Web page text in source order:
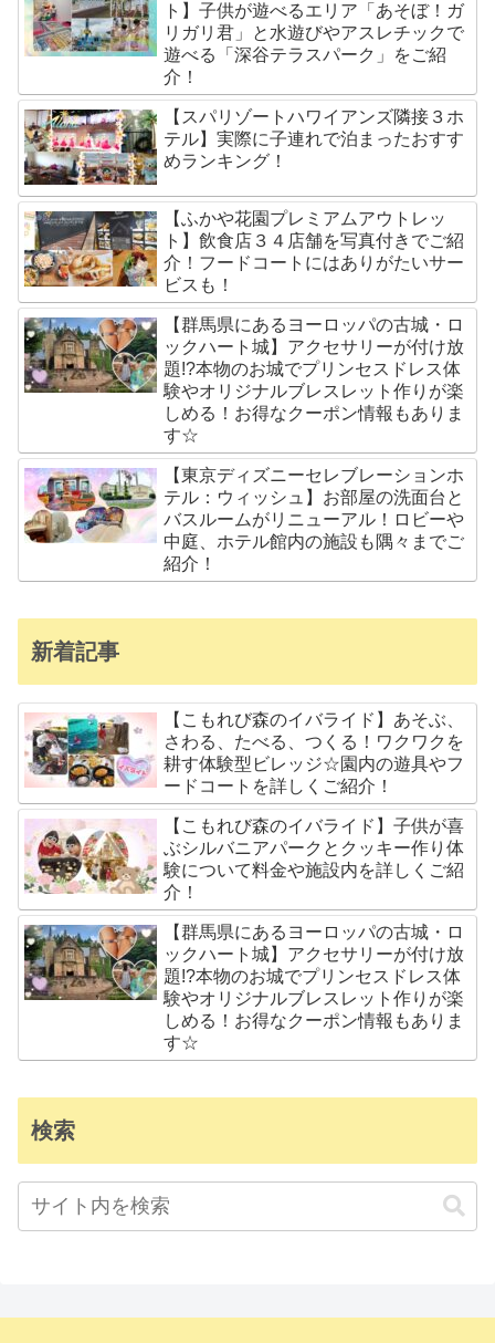
ト】子供が遊べるエリア「あそぼ！ガ
リガリ君」と水遊びやアスレチックで
遊べる「深谷テラスパーク」をご紹
介！
【スパリゾートハワイアンズ隣接３ホ
テル】実際に子連れで泊まったおすす
めランキング！
【ふかや花園プレミアムアウトレッ
ト】飲食店３４店舗を写真付きでご紹
介！フードコートにはありがたいサー
ビスも！
【群馬県にあるヨーロッパの古城・ロ
ックハート城】アクセサリーが付け放
題!?本物のお城でプリンセスドレス体
験やオリジナルブレスレット作りが楽
しめる！お得なクーポン情報もありま
す☆
【東京ディズニーセレブレーションホ
テル：ウィッシュ】お部屋の洗面台と
バスルームがリニューアル！ロビーや
中庭、ホテル館内の施設も隅々までご
紹介！
新着記事
【こもれび森のイバライド】あそぶ、
さわる、たべる、つくる！ワクワクを
耕す体験型ビレッジ☆園内の遊具やフ
ードコートを詳しくご紹介！
【こもれび森のイバライド】子供が喜
ぶシルバニアパークとクッキー作り体
験について料金や施設内を詳しくご紹
介！
【群馬県にあるヨーロッパの古城・ロ
ックハート城】アクセサリーが付け放
題!?本物のお城でプリンセスドレス体
験やオリジナルブレスレット作りが楽
しめる！お得なクーポン情報もありま
す☆
検索